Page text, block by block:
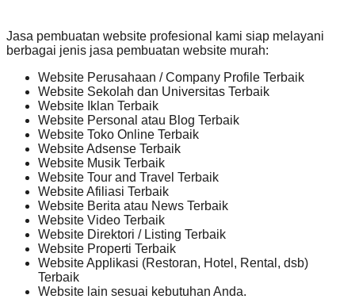
Jasa pembuatan website profesional kami siap melayani
berbagai jenis jasa pembuatan website murah:
Website Perusahaan / Company Profile Terbaik
Website Sekolah dan Universitas Terbaik
Website Iklan Terbaik
Website Personal atau Blog Terbaik
Website Toko Online Terbaik
Website Adsense Terbaik
Website Musik Terbaik
Website Tour and Travel Terbaik
Website Afiliasi Terbaik
Website Berita atau News Terbaik
Website Video Terbaik
Website Direktori / Listing Terbaik
Website Properti Terbaik
Website Applikasi (Restoran, Hotel, Rental, dsb)
Terbaik
Website lain sesuai kebutuhan Anda.